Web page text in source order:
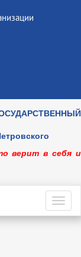
верит в себя и